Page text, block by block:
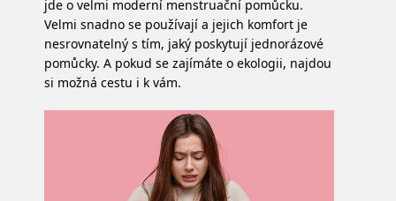
jde o velmi moderní menstruační pomůcku.
Velmi snadno se používají a jejich komfort je
nesrovnatelný s tím, jaký poskytují jednorázové
pomůcky. A pokud se zajímáte o ekologii, najdou
si možná cestu i k vám.